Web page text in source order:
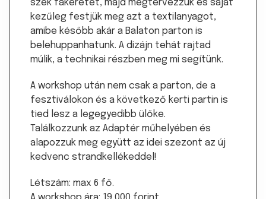
szék fakeretét, majd megtervezzük és saját
kezűleg festjük meg azt a textilanyagot,
amibe később akár a Balaton parton is
belehuppanhatunk. A dizájn tehát rajtad
múlik, a technikai részben meg mi segítünk.
A workshop után nem csak a parton, de a
fesztiválokon és a következő kerti partin is
tied lesz a legegyedibb ülőke.
Találkozzunk az Adaptér műhelyében és
alapozzuk meg együtt az idei szezont az új
kedvenc strandkellékeddel!
Létszám: max 6 fő.